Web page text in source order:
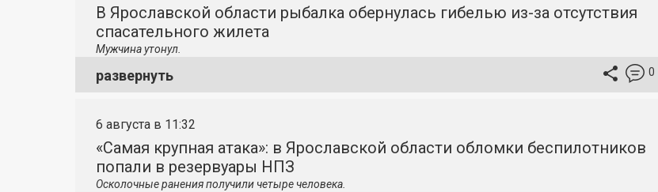
В Ярославской области рыбалка обернулась гибелью из-за отсутствия
спасательного жилета
Мужчина утонул.
развернуть 0
6 августа в 11:32
«Самая крупная атака»: в Ярославской области обломки беспилотников
попали в резервуары НПЗ
Осколочные ранения получили четыре человека.